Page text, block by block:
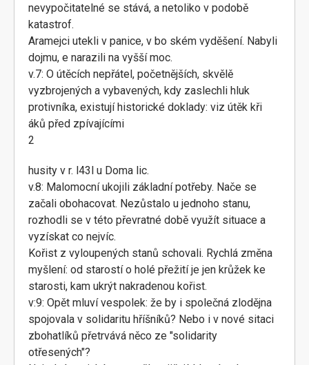
nevypočitatelné se stává, a netoliko v podobě
katastrof.
Aramejci utekli v panice, v bo ském vyděšení. Nabyli
dojmu, e narazili na vyšší moc.
v.7: O útěcích nepřátel, početnějších, skvělě
vyzbrojených a vybavených, kdy zaslechli hluk
protivníka, existují historické doklady: viz útěk kři
áků před zpívajícími
2
husity v r. l43l u Doma lic.
v.8: Malomocní ukojili základní potřeby. Nače se
začali obohacovat. Nezůstalo u jednoho stanu,
rozhodli se v této převratné době využít situace a
vyzískat co nejvíc.
Kořist z vyloupených stanů schovali. Rychlá změna
myšlení: od starostí o holé přežití je jen krůžek ke
starosti, kam ukrýt nakradenou kořist.
v:9: Opět mluví vespolek: že by i společná zlodějna
spojovala v solidaritu hříšníků? Nebo i v nové sitaci
zbohatlíků přetrvává něco ze "solidarity
otřesených"?